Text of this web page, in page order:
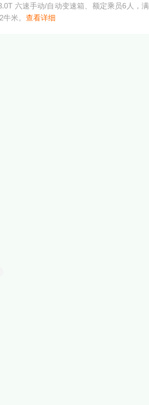
六速手动/自动变速箱、额定乘员6人，满
米。 查看详细